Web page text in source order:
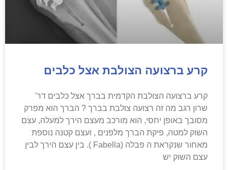
קרע ברצועה הצולבת אצל כלבים
קרע ברצועה הצולבת הקדמית בברך אצל כלבים דר'
שרון רגב מה זה רצועה צולבת בברך ? הברך הוא מפרק
מסובך באופן יחסי, הוא מורכב מעצם הירך למעלה, עצם
השוק למטה, פיקת הברך מלפנים , ועצם קטנה נוספת
מאחור שנקראת ה פבלה (Fabella ). בין עצם הירך לבין
עצם השוק יש